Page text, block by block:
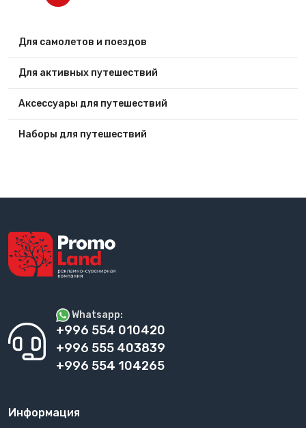
Для самолетов и поездов
Для активных путешествий
Аксессуары для путешествий
Наборы для путешествий
Whatsapp:
+996 554 010420
+996 555 403839
+996 554 104265
Информация